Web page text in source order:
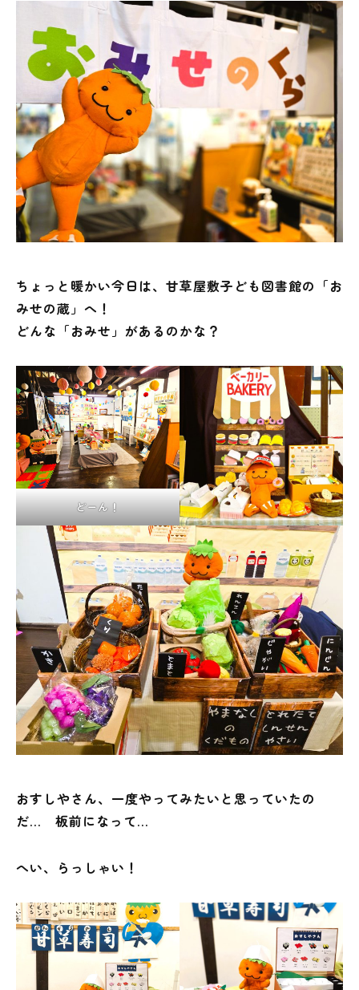
ちょっと暖かい今日は、甘草屋敷子ども図書館の「お
みせの蔵」へ！
どんな「おみせ」があるのかな？
どーん！
おすしやさん、一度やってみたいと思っていたの
だ… 板前になって…
へい、らっしゃい！
よくあるご質問
マンガ「雨宮敬二郎」
スポンサー企業
リンク集
利用案内
申請書ダウンロード
蔵書検索・マイページ
こどもの図書館
としょかん
キャラクター
図書館のおしごと
おはなし会
かい